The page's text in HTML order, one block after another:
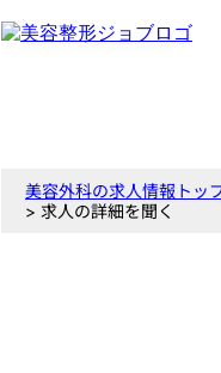
美容外科の求人情報トッ
> 求人の詳細を聞く